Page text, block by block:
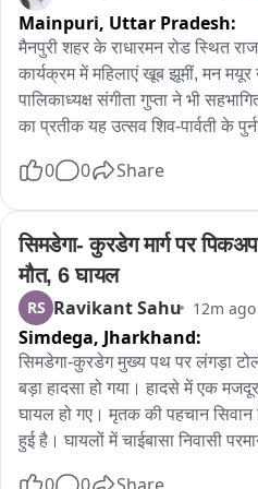
मिला। सूचना मिलते ही पुलिस मौके
पोस्टमार्टम के लिए भेज दिया। मृतका की
निवासी संगीता प्रजापति के रूप में
संगीता अपने पति राज प्रजापति
शिकायत के संबंध में पूछताछ के लिए
उसका शव रेलवे ट्रैक पर मिलने से पूरा
के खिलाफ दहेज उत्पीड़न और मारपीट
पारिवारिक न्यायालय के आदेश के बाद
साथ घर ले गया था, लेकिन करीब एक
स्थित अपने मायके लौट गई थी। इसके
जारी रहा। राज प्रजापति का कहना
छोड़कर चली गई थी, जिसकी
कराई थी। इसी शिकायत के सिलसिले
रही थी।
Mainpuri, Uttar Pradesh:
मैनपुरी शहर के राधारमन रोड स्थित
कार्यक्रम में महिलाएं खूब झूमीं, मन मयूर
पालिकाध्यक्ष संगीता गुप्ता ने भी
का प्रतीक यह उत्सव शिव-पार्वती के
सुहागिन महिलाएं सोलह श्रंगार करके
माना जाता है।
0 0 Share
सिमडेगा- कुरडेग मार्ग पर
मौत, 6 घायल
RS Ravikant Sahu 12m ago
Simdega, Jharkhand:
सिमडेगा-कुरडेग मुख्य पथ पर लंगड़ा
बड़ा हादसा हो गया। हादसे में एक
घायल हो गए। मृतक की पहचान
हुई है। घायलों में चाईबासा निवासी